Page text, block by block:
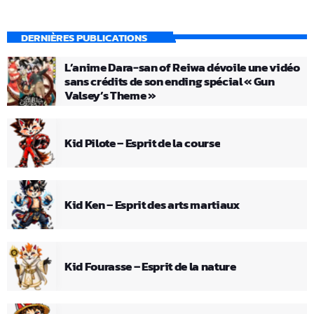
DERNIÈRES PUBLICATIONS
L’anime Dara-san of Reiwa dévoile une vidéo
sans crédits de son ending spécial « Gun
Valsey’s Theme »
Kid Pilote – Esprit de la course
Kid Ken – Esprit des arts martiaux
Kid Fourasse – Esprit de la nature